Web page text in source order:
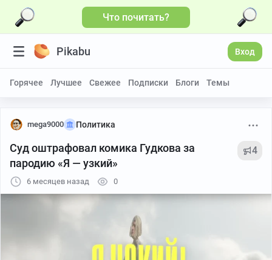
Что почитать?
Pikabu Вход
Горячее Лучшее Свежее Подписки Блоги Темы
mega9000 Политика
Суд оштрафовал комика Гудкова за
пародию «Я — узкий»
4
6 месяцев назад 0
Больше видео